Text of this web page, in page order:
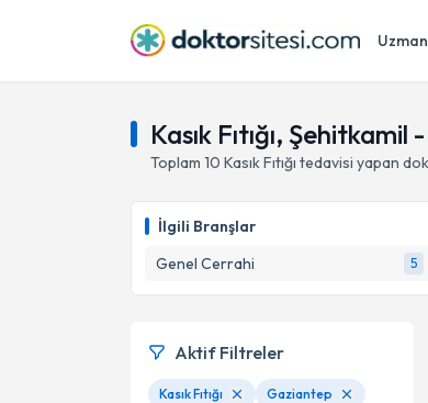
Kasık Fıtığı,
Toplam 10 Kasık Fıtığı tedavisi yapan
İlgili Branşlar
Genel Cerrahi
5
Aktif Filtreler
Kasık Fıtığı
Gaziantep